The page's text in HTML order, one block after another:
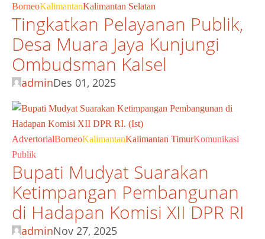
BorneoKalimantanKalimantan Selatan
Tingkatkan Pelayanan Publik,
Desa Muara Jaya Kunjungi
Ombudsman Kalsel
adminDes 01, 2025
AdvertorialBorneoKalimantanKalimantan TimurKomunikasi
Publik
Bupati Mudyat Suarakan
Ketimpangan Pembangunan
di Hadapan Komisi XII DPR RI
adminNov 27, 2025